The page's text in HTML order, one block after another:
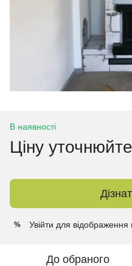
В наявності
Ціну уточнюйте
% Увійти для відображення
До обраного